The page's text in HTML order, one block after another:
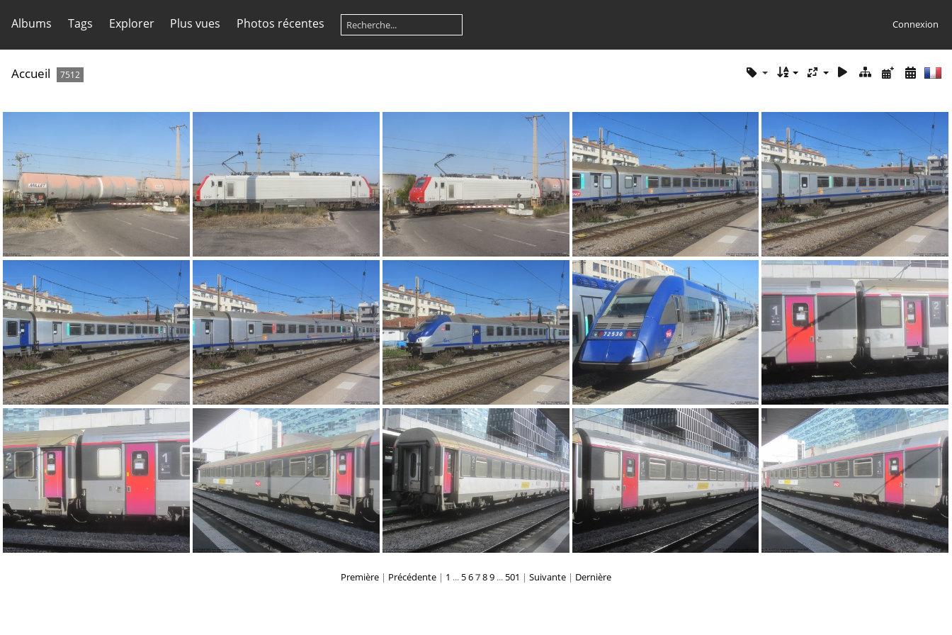
Albums Tags Explorer Plus vues Photos récentes Connexion
Accueil 7512
IMG 6099 IMG 6098 IMG 6096 IMG 5879 IMG 5881
IMG 5880 IMG 5877 IMG 5872 IMG 5757
Première | Précédente | 1 ... 56789 ... 501 | Suivante | Dernière